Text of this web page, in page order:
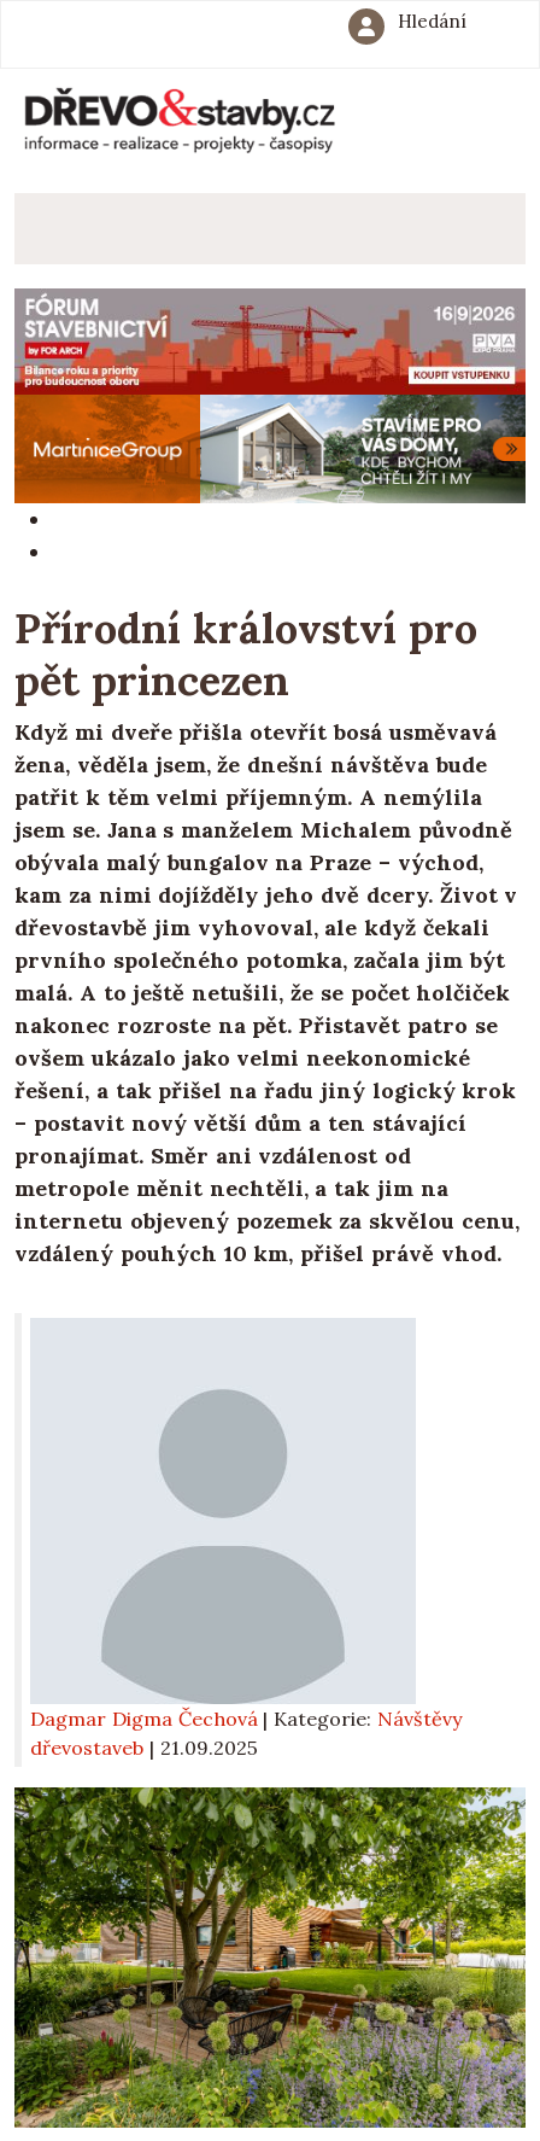
Hledání
Přírodní království pro
pět princezen
Když mi dveře přišla otevřít bosá usměvavá
žena, věděla jsem, že dnešní návštěva bude
patřit k těm velmi příjemným. A nemýlila
jsem se. Jana s manželem Michalem původně
obývala malý bungalov na Praze – východ,
kam za nimi dojížděly jeho dvě dcery. Život v
dřevostavbě jim vyhovoval, ale když čekali
prvního společného potomka, začala jim být
malá. A to ještě netušili, že se počet holčiček
nakonec rozroste na pět. Přistavět patro se
ovšem ukázalo jako velmi neekonomické
řešení, a tak přišel na řadu jiný logický krok
– postavit nový větší dům a ten stávající
pronajímat. Směr ani vzdálenost od
metropole měnit nechtěli, a tak jim na
internetu objevený pozemek za skvělou cenu,
vzdálený pouhých 10 km, přišel právě vhod.
Dagmar Digma Čechová | Kategorie: Návštěvy
dřevostaveb | 21.09.2025